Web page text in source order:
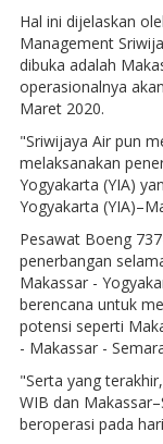
Hal ini dijelaskan
Management
dibuka adalah
operasionalnya
Maret 2020.
"Sriwijaya Air pun
melaksanakan
Yogyakarta (YIA)
Yogyakarta
Pesawat Boeng
penerbangan
Makassar -
berencana untuk
potensi seperti
- Makassar -
"Serta yang
WIB dan
beroperasi pada